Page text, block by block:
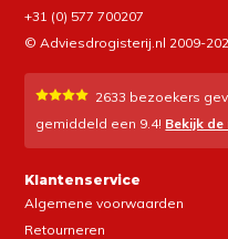
+31 (0) 577 700207
© Adviesdrogisterij.nl 2009-
2633 bezoekers
gemiddeld een 9.4! Bekijk
Klantenservice
Algemene voorwaarden
Retourneren